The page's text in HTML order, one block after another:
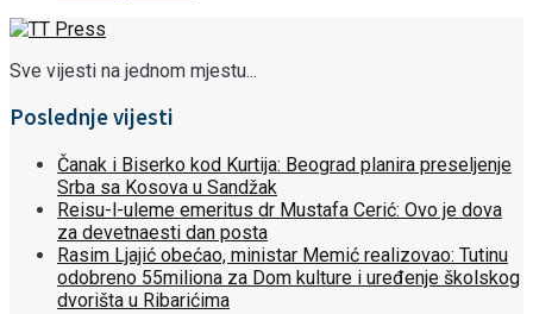
Sve vijesti na jednom mjestu...
Poslednje vijesti
Čanak i Biserko kod Kurtija: Beograd planira preseljenje
Srba sa Kosova u Sandžak
Reisu-l-uleme emeritus dr Mustafa Cerić: Ovo je dova
za devetnaesti dan posta
Rasim Ljajić obećao, ministar Memić realizovao: Tutinu
odobreno 55miliona za Dom kulture i uređenje školskog
dvorišta u Ribarićima